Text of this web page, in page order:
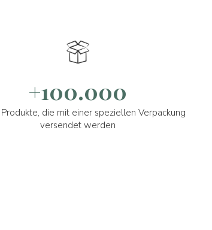
+100.000
Produkte, die mit einer speziellen Verpackung
versendet werden